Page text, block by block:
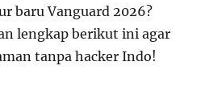
baru Vanguard 2026?
lengkap berikut ini agar
tanpa hacker Indo!